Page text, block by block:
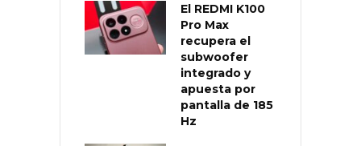
El REDMI K100
Pro Max
recupera el
subwoofer
integrado y
apuesta por
pantalla de 185
Hz